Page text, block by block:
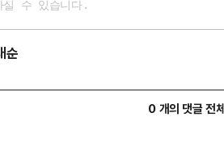
순
0 개의 댓글 전